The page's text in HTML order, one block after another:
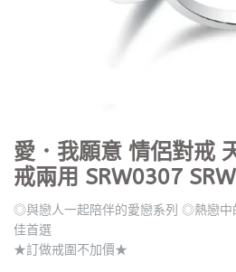
愛．我願意 情侶對戒
戒兩用 SRW0307
◎與戀人一起陪伴的愛戀系列 ◎熱戀
佳首選
★訂做戒圍不加價★